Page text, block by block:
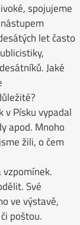
spojujeme
let často
Jaké
v Písku vypadal
apod. Mnoho
žili, o čem
Své
ve výstavě,
poštou.